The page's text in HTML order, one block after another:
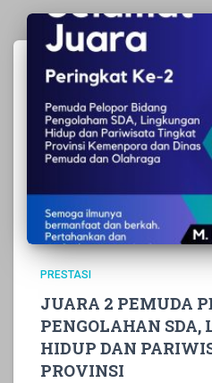
PRESTASI
JUARA 2 PEMUDA
PENGOLAHAN SDA,
HIDUP DAN
PROVINSI